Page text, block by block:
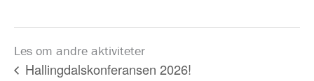
Les om andre aktiviteter
Hallingdalskonferansen 2026!